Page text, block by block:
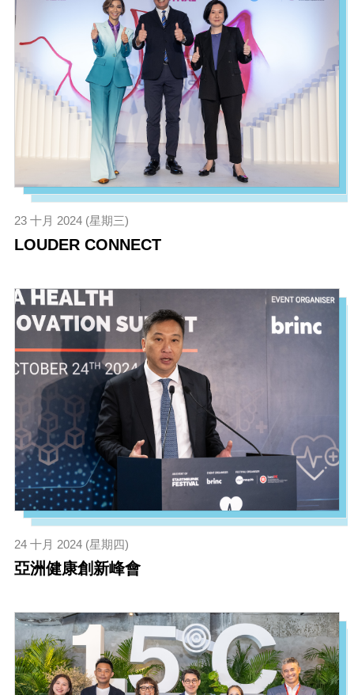
23 十月 2024 (星期三)
LOUDER CONNECT
24 十月 2024 (星期四)
亞洲健康創新峰會